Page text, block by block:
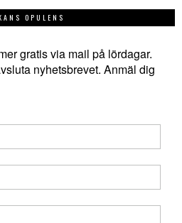
OPULENS
gratis via mail på lördagar.
nyhetsbrevet. Anmäl dig